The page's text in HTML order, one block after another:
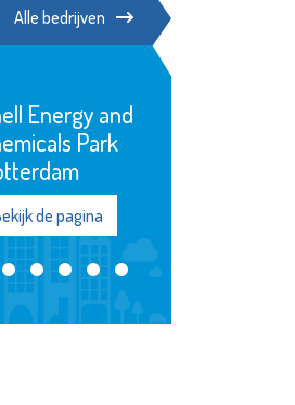
Alle bedrijven
Matrice
Uitvaartbegeleiding